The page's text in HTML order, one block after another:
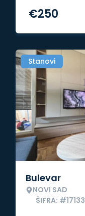
€250
Stanovi
Bulevar
NOVI SAD
ŠIFRA: #17133